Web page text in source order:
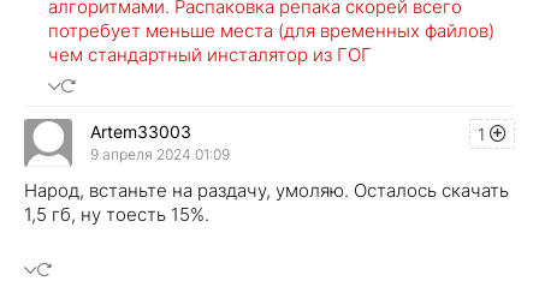
алгоритмами. Распаковка репака скорей всего
потребует меньше места (для временных файлов)
чем стандартный инсталятор из ГОГ
1
Artem33003
9 апреля 2024 01:09
Народ, встаньте на раздачу, умоляю. Осталось скачать
1,5 гб, ну тоесть 15%.